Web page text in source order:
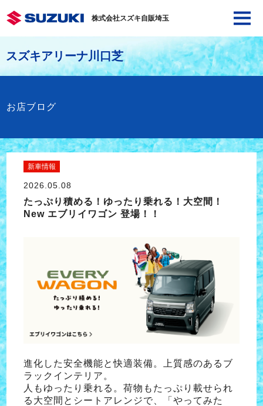
株式会社スズキ自販埼玉
スズキアリーナ川口芝
お店ブログ
新車情報
2026.05.08
たっぷり積める！ゆったり乗れる！大空間！
New エブリイワゴン 登場！！
進化した安全機能と快適装備。上質感のあるブ
ラックインテリア。
人もゆったり乗れる。荷物もたっぷり載せられ
る大空間とシートアレンジで、「やってみた